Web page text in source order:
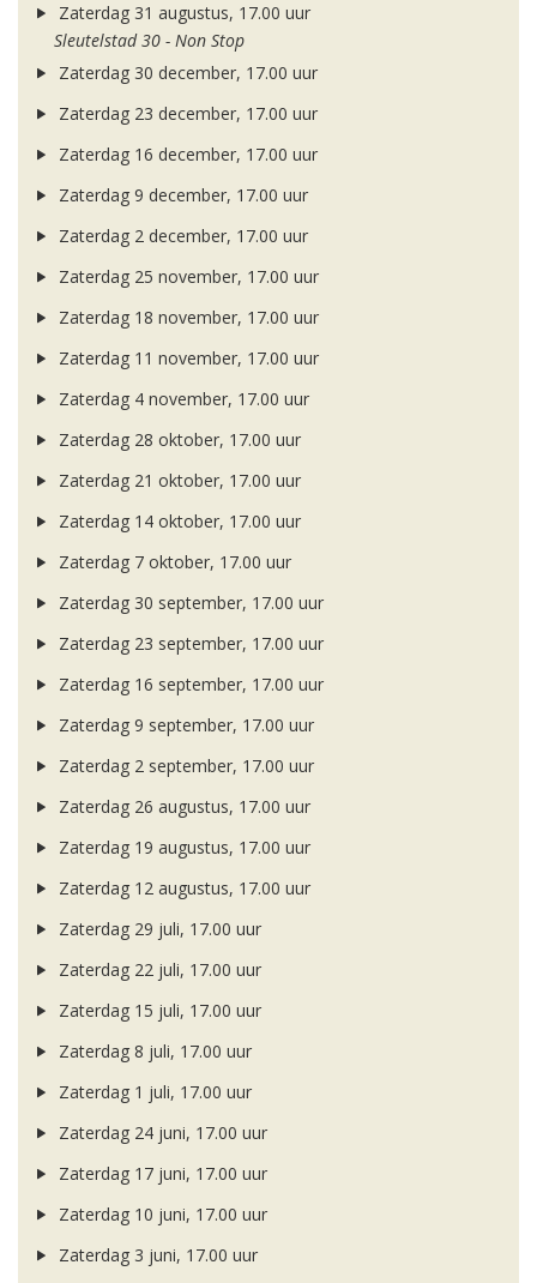
Zaterdag 31 augustus, 17.00 uur
Sleutelstad 30 - Non Stop
Zaterdag 30 december, 17.00 uur
Zaterdag 23 december, 17.00 uur
Zaterdag 16 december, 17.00 uur
Zaterdag 9 december, 17.00 uur
Zaterdag 2 december, 17.00 uur
Zaterdag 25 november, 17.00 uur
Zaterdag 18 november, 17.00 uur
Zaterdag 11 november, 17.00 uur
Zaterdag 4 november, 17.00 uur
Zaterdag 28 oktober, 17.00 uur
Zaterdag 21 oktober, 17.00 uur
Zaterdag 14 oktober, 17.00 uur
Zaterdag 7 oktober, 17.00 uur
Zaterdag 30 september, 17.00 uur
Zaterdag 23 september, 17.00 uur
Zaterdag 16 september, 17.00 uur
Zaterdag 9 september, 17.00 uur
Zaterdag 2 september, 17.00 uur
Zaterdag 26 augustus, 17.00 uur
Zaterdag 19 augustus, 17.00 uur
Zaterdag 12 augustus, 17.00 uur
Zaterdag 29 juli, 17.00 uur
Zaterdag 22 juli, 17.00 uur
Zaterdag 15 juli, 17.00 uur
Zaterdag 8 juli, 17.00 uur
Zaterdag 1 juli, 17.00 uur
Zaterdag 24 juni, 17.00 uur
Zaterdag 17 juni, 17.00 uur
Zaterdag 10 juni, 17.00 uur
Zaterdag 3 juni, 17.00 uur